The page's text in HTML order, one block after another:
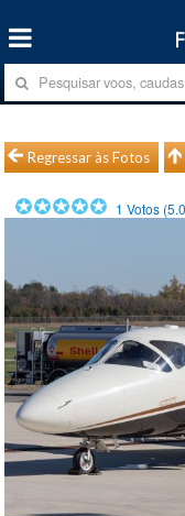
Regressar às Fotos
1 Votos (